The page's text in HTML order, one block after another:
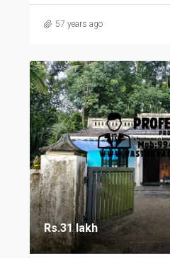
57 years ago
Rs.31 lakh